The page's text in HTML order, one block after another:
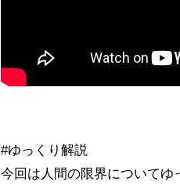
#ゆっくり解説
今回は人間の限界についてゆ